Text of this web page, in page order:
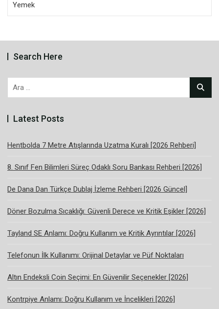
Yemek
Search Here
Arama:
Latest Posts
Hentbolda 7 Metre Atışlarında Uzatma Kuralı [2026 Rehberi]
8. Sınıf Fen Bilimleri Süreç Odaklı Soru Bankası Rehberi [2026]
De Dana Dan Türkçe Dublaj İzleme Rehberi [2026 Güncel]
Döner Bozulma Sıcaklığı: Güvenli Derece ve Kritik Eşikler [2026]
Tayland SE Anlamı: Doğru Kullanım ve Kritik Ayrıntılar [2026]
Telefonun İlk Kullanımı: Orijinal Detaylar ve Püf Noktaları
Altın Endeksli Coin Seçimi: En Güvenilir Seçenekler [2026]
Kontrpiye Anlamı: Doğru Kullanım ve İncelikleri [2026]